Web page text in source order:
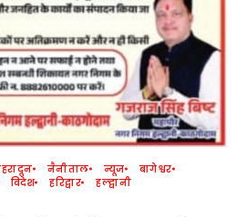
नैनीताल न्यूज
बागेश्वर
विदेश हरिद्वार हल्द्वानी